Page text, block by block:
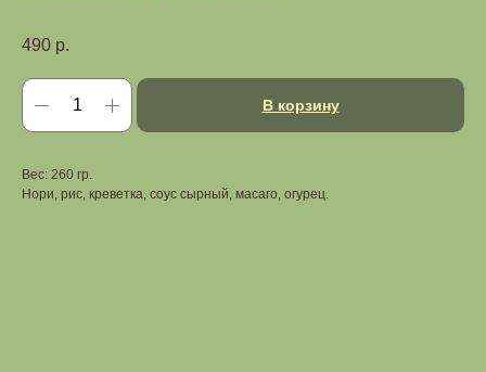
490 р.
В корзину
Вес: 260 гр.
Нори, рис, креветка, соус сырный, масаго, огурец.